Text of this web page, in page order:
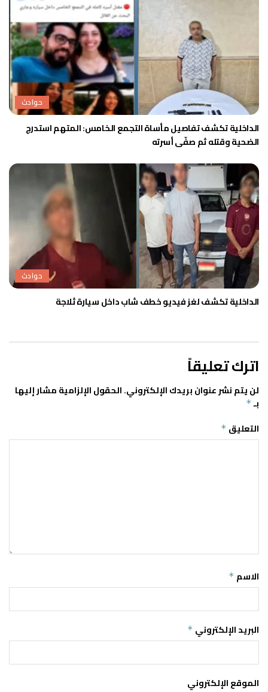
حوادث
الداخلية تكشف تفاصيل مأساة التجمع الخامس: المتهم استدرج
الضحية وقتله ثم صفّى أسرته
حوادث
الداخلية تكشف لغز فيديو خطف شاب داخل سيارة ثلاجة
اترك تعليقاً
لن يتم نشر عنوان بريدك الإلكتروني.الحقول الإلزامية مشار إليها
بـ *
التعليق *
الاسم *
البريد الإلكتروني *
الموقع الإلكتروني